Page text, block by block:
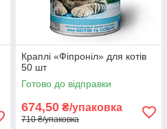
Краплі «Фіпроніл» для котів
50 шт
Готово до відправки
674,50 ₴/упаковка
710 ₴/упаковка